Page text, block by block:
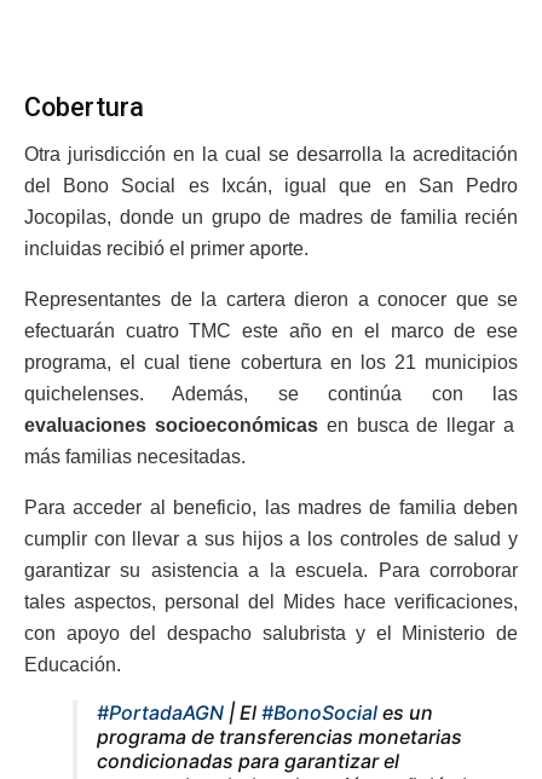
Cobertura
Otra jurisdicción en la cual se desarrolla la acreditación
del Bono Social es Ixcán, igual que en San Pedro
Jocopilas, donde un grupo de madres de familia recién
incluidas recibió el primer aporte.
Representantes de la cartera dieron a conocer que se
efectuarán cuatro TMC este año en el marco de ese
programa, el cual tiene cobertura en los 21 municipios
quichelenses. Además, se continúa con las
evaluaciones socioeconómicasen busca de llegar a
más familias necesitadas.
Para acceder al beneficio, las madres de familia deben
cumplir con llevar a sus hijos a los controles de salud y
garantizar su asistencia a la escuela. Para corroborar
tales aspectos, personal del Mides hace verificaciones,
con apoyo del despacho salubrista y el Ministerio de
Educación.
#PortadaAGN | El #BonoSocial es un
programa de transferencias monetarias
condicionadas para garantizar el